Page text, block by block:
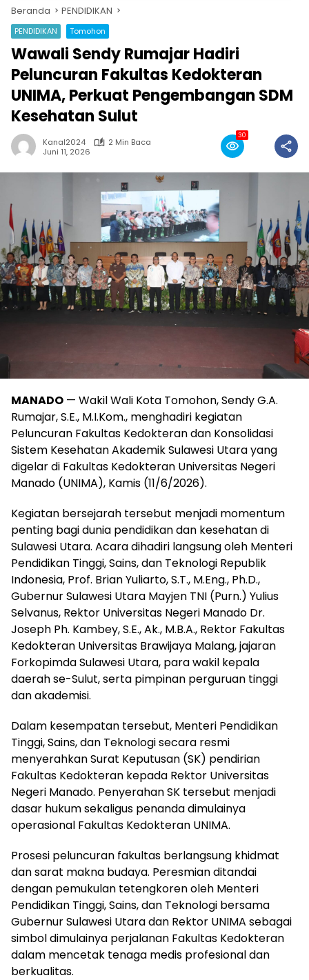
Beranda PENDIDIKAN
PENDIDIKAN Tomohon
Wawali Sendy Rumajar Hadiri
Peluncuran Fakultas Kedokteran
UNIMA, Perkuat Pengembangan SDM
Kesehatan Sulut
Kanal2024
2 Min Baca
Juni 11, 2026
30
MANADO — Wakil Wali Kota Tomohon, Sendy G.A.
Rumajar, S.E., M.I.Kom., menghadiri kegiatan
Peluncuran Fakultas Kedokteran dan Konsolidasi
Sistem Kesehatan Akademik Sulawesi Utara yang
digelar di Fakultas Kedokteran Universitas Negeri
Manado (UNIMA), Kamis (11/6/2026).
Kegiatan bersejarah tersebut menjadi momentum
penting bagi dunia pendidikan dan kesehatan di
Sulawesi Utara. Acara dihadiri langsung oleh Menteri
Pendidikan Tinggi, Sains, dan Teknologi Republik
Indonesia, Prof. Brian Yuliarto, S.T., M.Eng., Ph.D.,
Gubernur Sulawesi Utara Mayjen TNI (Purn.) Yulius
Selvanus, Rektor Universitas Negeri Manado Dr.
Joseph Ph. Kambey, S.E., Ak., M.B.A., Rektor Fakultas
Kedokteran Universitas Brawijaya Malang, jajaran
Forkopimda Sulawesi Utara, para wakil kepala
daerah se-Sulut, serta pimpinan perguruan tinggi
dan akademisi.
Dalam kesempatan tersebut, Menteri Pendidikan
Tinggi, Sains, dan Teknologi secara resmi
menyerahkan Surat Keputusan (SK) pendirian
Fakultas Kedokteran kepada Rektor Universitas
Negeri Manado. Penyerahan SK tersebut menjadi
dasar hukum sekaligus penanda dimulainya
operasional Fakultas Kedokteran UNIMA.
Prosesi peluncuran fakultas berlangsung khidmat
dan sarat makna budaya. Peresmian ditandai
dengan pemukulan tetengkoren oleh Menteri
Pendidikan Tinggi, Sains, dan Teknologi bersama
Gubernur Sulawesi Utara dan Rektor UNIMA sebagai
simbol dimulainya perjalanan Fakultas Kedokteran
dalam mencetak tenaga medis profesional dan
berkualitas.